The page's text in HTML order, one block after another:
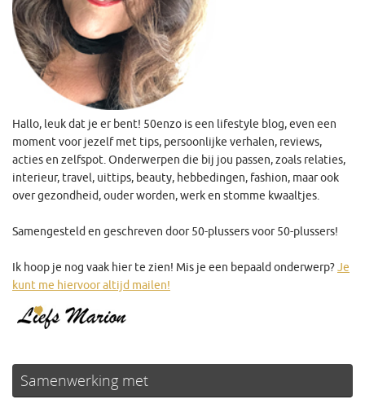
Hallo, leuk dat je er bent! 50enzo is een lifestyle blog, even een
moment voor jezelf met tips, persoonlijke verhalen, reviews,
acties en zelfspot. Onderwerpen die bij jou passen, zoals relaties,
interieur, travel, uittips, beauty, hebbedingen, fashion, maar ook
over gezondheid, ouder worden, werk en stomme kwaaltjes.
Samengesteld en geschreven door 50-plussers voor 50-plussers!
Ik hoop je nog vaak hier te zien! Mis je een bepaald onderwerp?Je
kunt me hiervoor altijd mailen!
Samenwerking met